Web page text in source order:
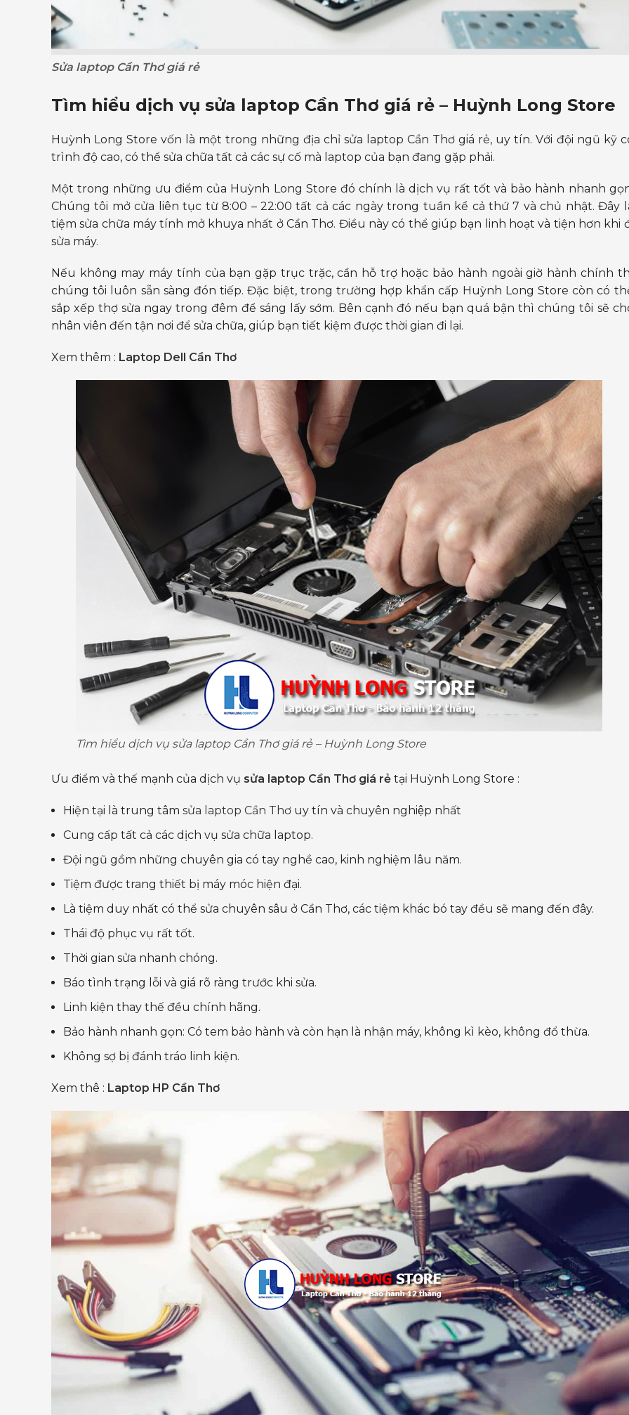
Sửa laptop Cần Thơ giá rẻ
Tìm hiểu dịch vụ sửa laptop Cần Thơ giá rẻ – Huỳnh Long Store
Huỳnh Long Store vốn là một trong những địa chỉ sửa laptop Cần Thơ giá rẻ, uy tín. Với đội ngũ kỹ
trình độ cao, có thể sửa chữa tất cả các sự cố mà laptop của bạn đang gặp phải.
Một trong những ưu điểm của Huỳnh Long Store đó chính là dịch vụ rất tốt và bảo hành nhanh
Chúng tôi mở cửa liên tục từ 8:00 – 22:00 tất cả các ngày trong tuần kể cả thứ 7 và chủ nhật. Đây
tiệm sửa chữa máy tính mở khuya nhất ở Cần Thơ. Điều này có thể giúp bạn linh hoạt và tiện hơn khi
sửa máy.
Nếu không may máy tính của bạn gặp trục trặc, cần hỗ trợ hoặc bảo hành ngoài giờ hành chính
chúng tôi luôn sẵn sàng đón tiếp. Đặc biệt, trong trường hợp khẩn cấp Huỳnh Long Store còn có
sắp xếp thợ sửa ngay trong đêm để sáng lấy sớm. Bên cạnh đó nếu bạn quá bận thì chúng tôi sẽ
nhân viên đến tận nơi để sửa chữa, giúp bạn tiết kiệm được thời gian đi lại.
Xem thêm : Laptop Dell Cần Thơ
Tìm hiểu dịch vụ sửa laptop Cần Thơ giá rẻ – Huỳnh Long Store
Ưu điểm và thế mạnh của dịch vụ sửa laptop Cần Thơ giá rẻ tại Huỳnh Long Store :
Hiện tại là trung tâm sửa laptop Cần Thơ uy tín và chuyên nghiệp nhất
Cung cấp tất cả các dịch vụ sửa chữa laptop.
Đội ngũ gồm những chuyên gia có tay nghề cao, kinh nghiệm lâu năm.
Tiệm được trang thiết bị máy móc hiện đại.
Là tiệm duy nhất có thể sửa chuyên sâu ở Cần Thơ, các tiệm khác bó tay đều sẽ mang đến đây.
Thái độ phục vụ rất tốt.
Thời gian sửa nhanh chóng.
Báo tình trạng lỗi và giá rõ ràng trước khi sửa.
Linh kiện thay thế đều chính hãng.
Bảo hành nhanh gọn: Có tem bảo hành và còn hạn là nhận máy, không kì kèo, không đổ thừa.
Không sợ bị đánh tráo linh kiện.
Xem thê : Laptop HP Cần Thơ